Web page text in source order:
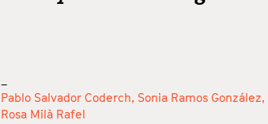
_
Pablo Salvador Coderch, Sonia Ramos González,
Rosa Milà Rafel